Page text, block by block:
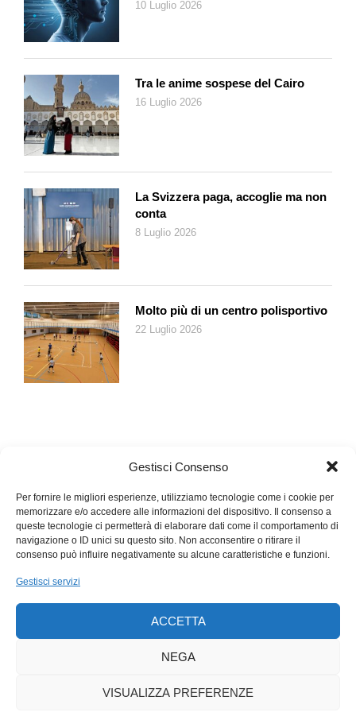
Gestisci Consenso
Per fornire le migliori esperienze, utilizziamo tecnologie come i cookie per
memorizzare e/o accedere alle informazioni del dispositivo. Il consenso a
queste tecnologie ci permetterà di elaborare dati come il comportamento di
navigazione o ID unici su questo sito. Non acconsentire o ritirare il
consenso può influire negativamente su alcune caratteristiche e funzioni.
Gestisci servizi
ACCETTA
NEGA
VISUALIZZA PREFERENZE
oche e… i bimbi sì!
10 Luglio 2026
Tra le anime sospese del Cairo
16 Luglio 2026
La Svizzera paga, accoglie ma non
conta
8 Luglio 2026
Molto più di un centro polisportivo
22 Luglio 2026